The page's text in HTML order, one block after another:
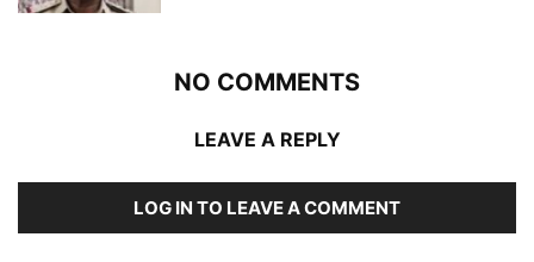
NO COMMENTS
LEAVE A REPLY
LOG IN TO LEAVE A COMMENT